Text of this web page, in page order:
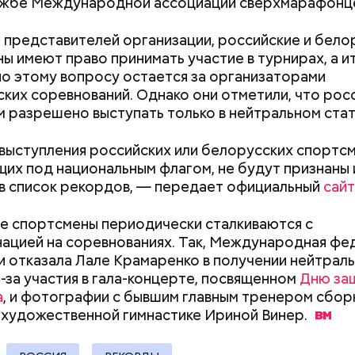
организации, российские и
имеют право принимать участие в турнирах, а
этому вопросу остается за организаторами
соревнований. Однако они отметили, что
разрешено выступать только в нейтральном
российских или белорусских
под национальным флагом, не будут признаны
список рекордов, — передает официальный сайт
спортсмены периодически сталкиваются с
на соревнованиях. Так, Международная
отказала Лале Крамаренко в получении
за участия в гала-концерте, посвященном Дню
, и фотографии с бывшим главным тренером
гимнастике Ириной Винер.
футболист играл за команду московского
Союза. Он прославился выдающимися
включая триумф на Олимпийских играх и
звание Героя Соцтруда. Итоги его карьеры
812 игр, в 207 из которых он поймал все
Жизненный и карьерный путь «короля ворот»
«Вечерней Москвы».
года Яшин присоединился к главному составу
вратарем. В любимом клубе он играл до конца
пути — начала 70-х. Яшин был так сильно
даже в ходе игр за сборную не мог расстаться
на которой была начертана буква «Д».
Как узнать, снесут ли дом по
реновации в Москве: где
Как
диабета